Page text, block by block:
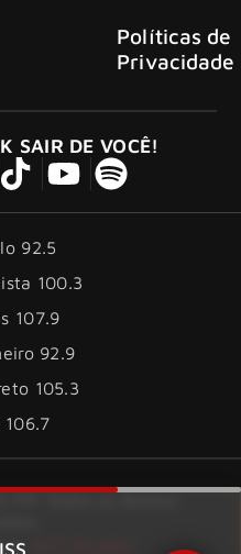
Políticas de
Privacidade
SAIR DE VOCÊ!
92.5
100.3
107.9
92.9
105.3
106.7